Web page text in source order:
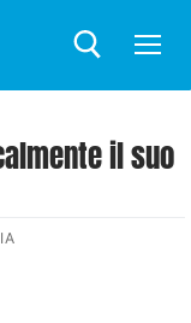
il suo